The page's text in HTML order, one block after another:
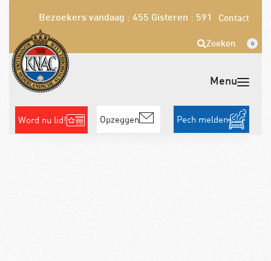
Bezoekers vandaag : 455 Gisteren : 591 Contact
Zoeken 0
Word nu lid! Opzeggen Pech melden